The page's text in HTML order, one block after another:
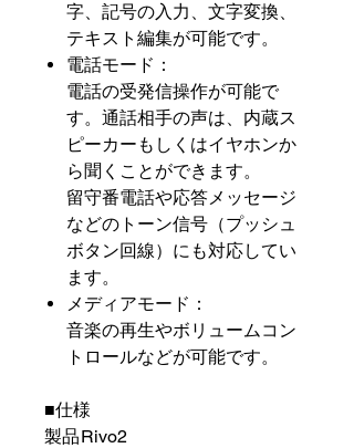
字、記号の入力、文字変換、
テキスト編集が可能です。
電話モード：
電話の受発信操作が可能で
す。通話相手の声は、内蔵ス
ピーカーもしくはイヤホンか
ら聞くことができます。
留守番電話や応答メッセージ
などのトーン信号（プッシュ
ボタン回線）にも対応してい
ます。
メディアモード：
音楽の再生やボリュームコン
トロールなどが可能です。
■仕様
製品Rivo2